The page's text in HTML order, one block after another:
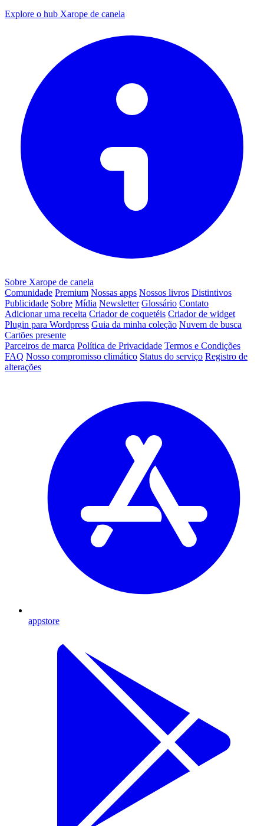
Explore o hub Xarope de canela
Sobre Xarope de canela
Comunidade Premium Nossas apps Nossos livros Distintivos
Publicidade Sobre Mídia Newsletter Glossário Contato
Adicionar uma receita Criador de coquetéis Criador de widget
Plugin para Wordpress Guia da minha coleção Nuvem de busca
Cartões presente
Parceiros de marca Política de Privacidade Termos e Condições
FAQ Nosso compromisso climático Status do serviço Registro de
alterações
appstore